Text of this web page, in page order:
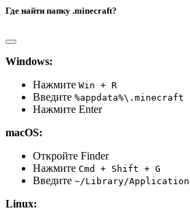
Где найти папку .minecraft?
Windows:
Нажмите Win + R
Введите %appdata%\.minecraft
Нажмите Enter
macOS:
Откройте Finder
Нажмите Cmd + Shift + G
Введите ~/Library/
Linux: